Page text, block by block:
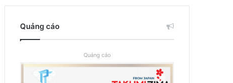
kiếm
Quảng cáo
Quảng cáo